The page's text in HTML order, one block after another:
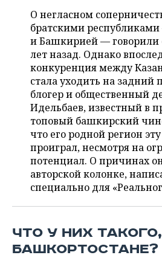
ВУЗЫ ТАТАРСТАНА
КОМУ ПРИНАДЛЕЖАТ
ТОРГОВЫЕ ЦЕНТРЫ
ТАТАРСТАНА
БАНКИ
БЮДЖЕТ
ИНВЕСТИЦИИ
ПРОМЫШЛЕННОСТИ
АГРОПРОМ
МАШИНОСТРОЕНИЕ
НЕФТЕХИМИЯ
НЕФТЬ
ЭНЕРГЕТИКА
НЕДВИЖИМОСТЬ
НОВОСТИ НЕДВИЖИМОСТИ
АВТО
НОВОСТИ АВТО
БИЗНЕС
НОВОСТИ БИЗНЕСА
РОЗНИЧНАЯ ТОРГОВЛЯ
ТРАНСПОРТ
УСЛУГИ
ТЕХНОЛОГИИ
НОВОСТИ ТЕХНОЛОГИЙ
МЕДИА
МЕРОПРИЯТИЯ
НОВОСТИ МЕРОПРИЯТИЙ
ВЫЕЗДНАЯ РЕДАКЦИЯ
ONLINE-КОНФЕРЕНЦИИ
СПОРТ
НОВОСТИ СПОРТА
ХОККЕЙ
ОБЩЕСТВО
ВЛАСТЬ
СЮЖЕТЫ
О негласном
братскими
и Башкирией — говорили
лет назад. Однако
конкуренция между
стала уходить на
блогер и общественный
Идельбаев, известный в
топовый башкирский
что его родной регион
проиграл, несмотря на
потенциал. О причинах
авторской колонке,
специально для
ЧТО У НИХ
БАШКОРТОСТАНЕ?